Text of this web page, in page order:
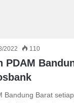
2022 110
PDAM
Bandung Barat